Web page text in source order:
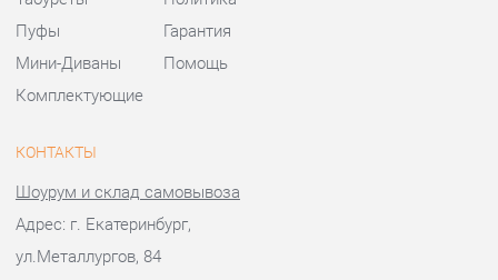
Адрес: г. Екатеринбург,
ул.Металлургов, 84
Телефон: +7 (343) 383-36-37
Часы работы:
© 2009-2026 Стулья-Екатеринбург